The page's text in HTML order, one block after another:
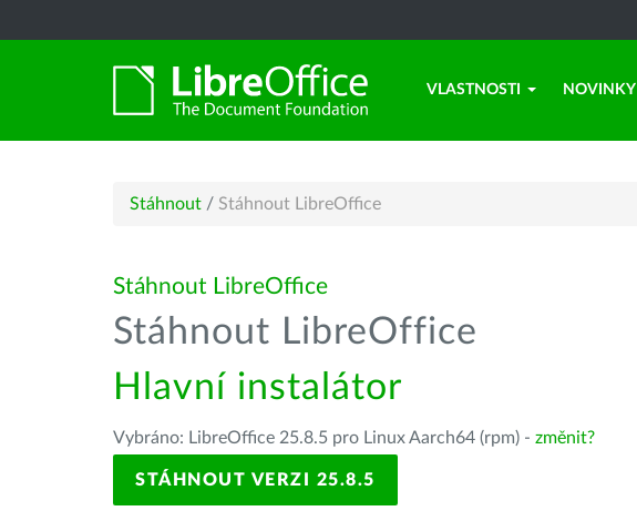
VLASTNOSTI NOVINKY
Stáhnout / Stáhnout LibreOffice
Stáhnout LibreOffice
Stáhnout LibreOffice
Hlavní instalátor
Vybráno: LibreOffice 25.8.5 pro Linux Aarch64 (rpm) - změnit?
STÁHNOUT VERZI 25.8.5